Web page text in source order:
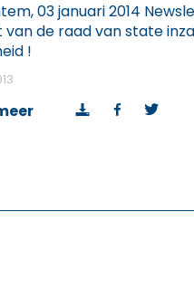
03 januari 2014
van de raad van state
!